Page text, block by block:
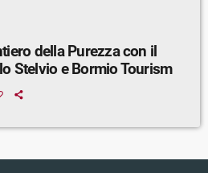
Stelvio e Bormio Tourism